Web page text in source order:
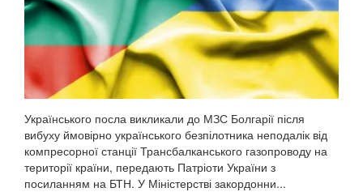
Українського посла викликали до МЗС Болгарії після
вибуху ймовірно українського безпілотника неподалік від
компресорної станції Трансбалканського газопроводу на
території країни, передають Патріоти України з
посиланням на БТН. У Міністерстві закордонни...